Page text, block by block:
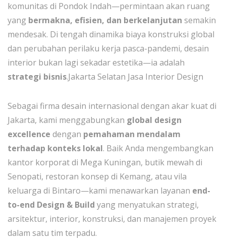
komunitas di Pondok Indah—permintaan akan ruang
yang bermakna, efisien, dan berkelanjutan semakin
mendesak. Di tengah dinamika biaya konstruksi global
dan perubahan perilaku kerja pasca-pandemi, desain
interior bukan lagi sekadar estetika—ia adalah
strategi bisnis.Jakarta Selatan Jasa Interior Design
Sebagai firma desain internasional dengan akar kuat di
Jakarta, kami menggabungkan global design
excellence dengan pemahaman mendalam
terhadap konteks lokal. Baik Anda mengembangkan
kantor korporat di Mega Kuningan, butik mewah di
Senopati, restoran konsep di Kemang, atau vila
keluarga di Bintaro—kami menawarkan layanan end-
to-end Design & Build yang menyatukan strategi,
arsitektur, interior, konstruksi, dan manajemen proyek
dalam satu tim terpadu.